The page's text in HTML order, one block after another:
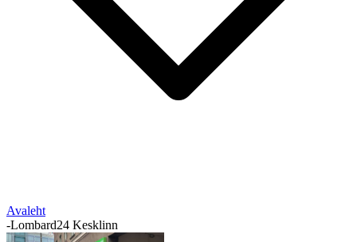
Avaleht
-Lombard24 Kesklinn